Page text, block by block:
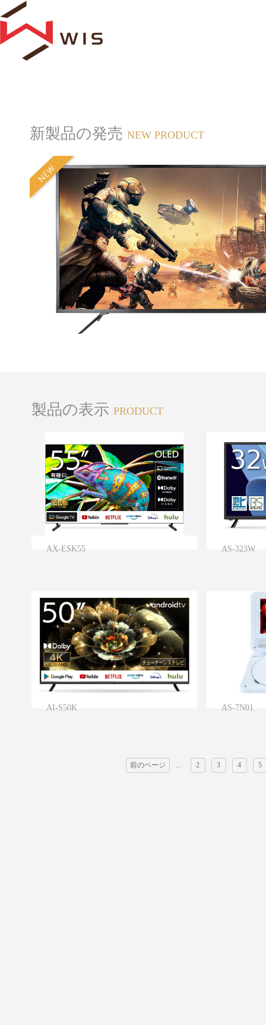
新製品の発売 NEW PRODUCT
製品の表示 PRODUCT
AX-ESK55 AS-323W
AI-S50K AS-7N01
前のページ ... 2 3 4 5